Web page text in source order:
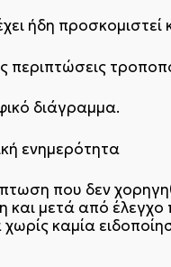
ήδη προσκομιστεί
περιπτώσεις
διάγραμμα.
ενημερότητα
που δεν
και μετά από έλεγχο
καμία